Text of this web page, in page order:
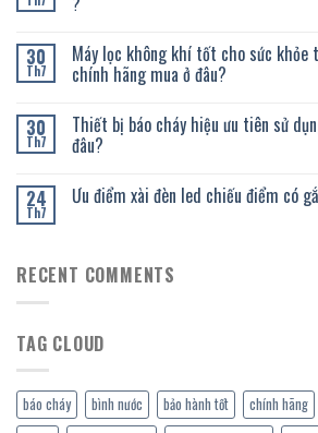
30
Th7
Máy lọc không khí tốt cho sức khỏe
chính hãng mua ở đâu?
30
Th7
Thiết bị báo cháy hiệu ưu tiên sử
đâu?
24
Th7
Ưu điểm xài đèn led chiếu điểm có
RECENT COMMENTS
TAG CLOUD
báo cháy bình nước bảo hành tốt chính hãng